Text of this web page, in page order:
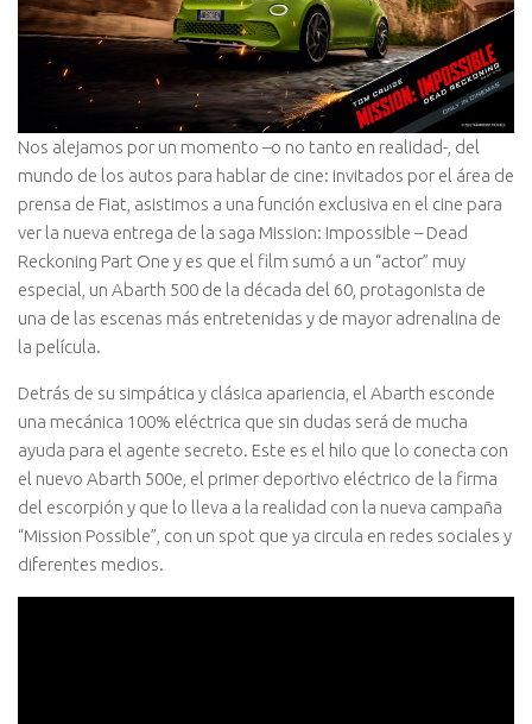
Nos alejamos por un momento –o no tanto en realidad-, del
mundo de los autos para hablar de cine: invitados por el área de
prensa de Fiat, asistimos a una función exclusiva en el cine para
ver la nueva entrega de la saga Mission: Impossible – Dead
Reckoning Part One y es que el film sumó a un “actor” muy
especial, un Abarth 500 de la década del 60, protagonista de
una de las escenas más entretenidas y de mayor adrenalina de
la película.
Detrás de su simpática y clásica apariencia, el Abarth esconde
una mecánica 100% eléctrica que sin dudas será de mucha
ayuda para el agente secreto. Este es el hilo que lo conecta con
el nuevo Abarth 500e, el primer deportivo eléctrico de la firma
del escorpión y que lo lleva a la realidad con la nueva campaña
“Mission Possible”, con un spot que ya circula en redes sociales y
diferentes medios.